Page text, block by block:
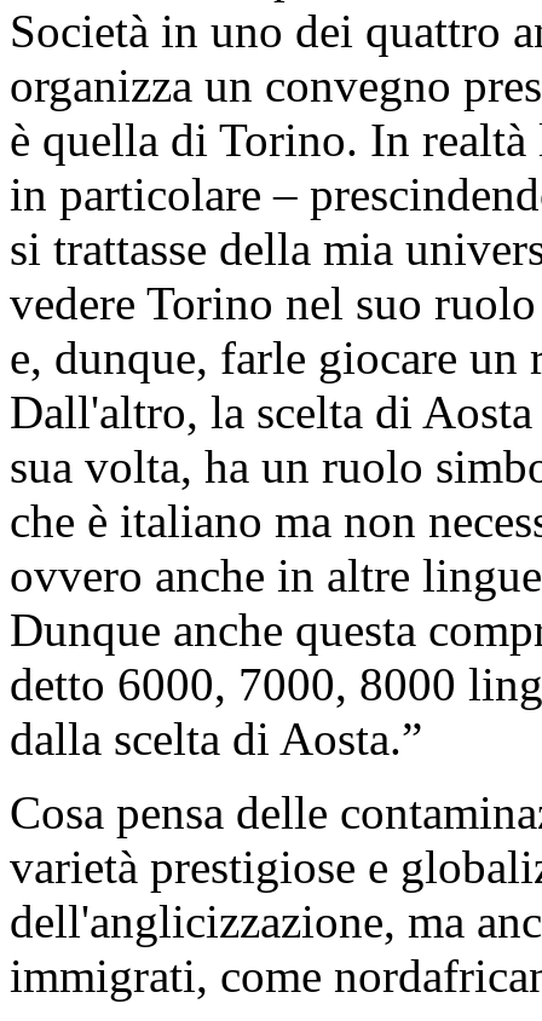
Società in uno dei quattro
organizza un convegno
è quella di Torino. In
in particolare –
si trattasse della mia
vedere Torino nel suo
e, dunque, farle giocare
Dall'altro, la scelta di
sua volta, ha un ruolo
che è italiano ma non
ovvero anche in altre
Dunque anche questa
detto 6000, 7000, 8000
dalla scelta di Aosta.”
Cosa pensa delle
varietà prestigiose e
dell'anglicizzazione, ma
immigrati, come